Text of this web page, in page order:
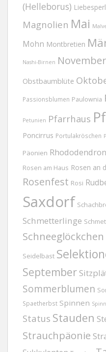
(Helleborus)
Magnolien Mai
Mohn Montbretien
Nashi-Birnen November
Obstbaumblüte
Passionsblumen Paulownia
Petunien Pfarrhaus
Poncirrus Portulakröschen
Päonien Rhododendron
Rosen am Haus Rosen an
Rosenfest Rosi
Saxdorf
Schmetterlinge
Schneeglöckchen
Seidelbast
September
Sommerblumen
Spaetherbst Spinnen
Status Stauden
Strauchpäonie